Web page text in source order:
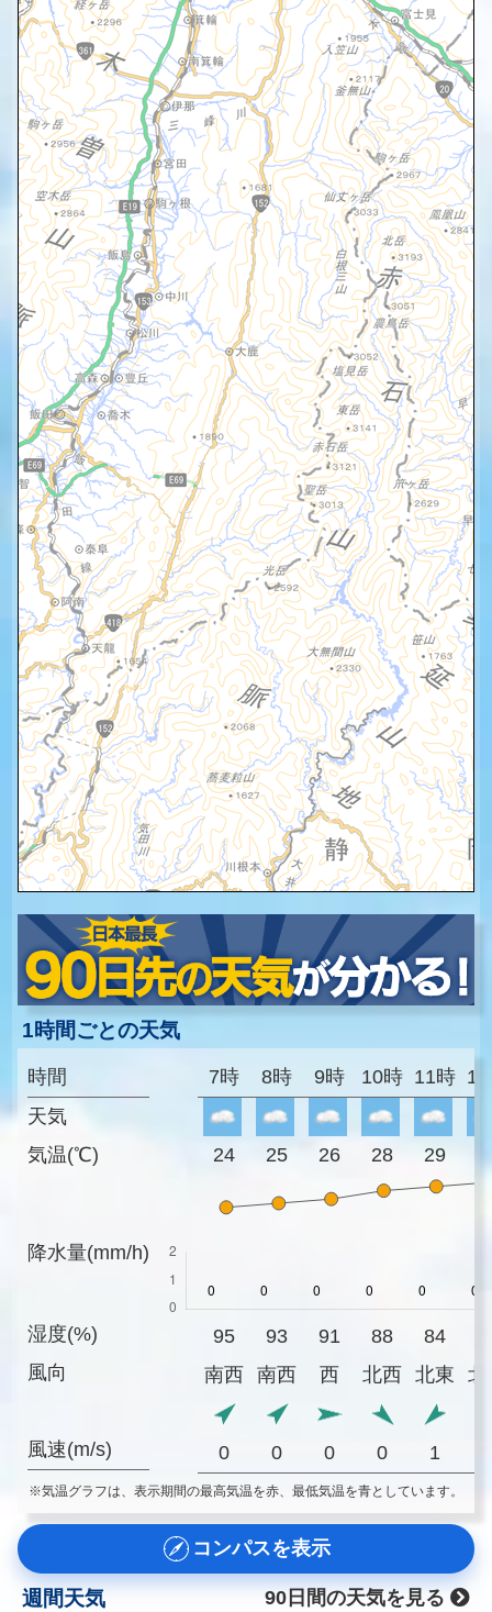
1時間ごとの天気
時間
天気
気温(℃)
降水量(mm/h)
湿度(%)
風向
風速(m/s)
7時 8時 9時 10時 11時
24 25 26 28 29
95 93 91 88 84
南西
南西 西 北西 北東 北
0 0 0 0 1
※気温グラフは、表示期間の最高気温を赤、最低気温を青としています。
コンパスを表示
週間天気
90日間の天気を見る